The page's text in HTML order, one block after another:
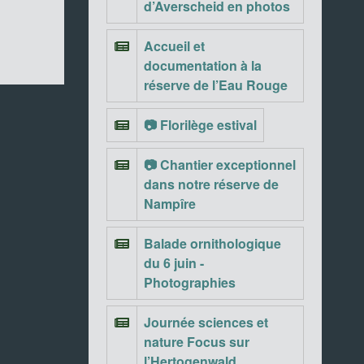
d’Averscheid en photos
Accueil et
documentation à la
réserve de l’Eau Rouge
📷 Florilège estival
📷 Chantier exceptionnel
dans notre réserve de
Nampîre
Balade ornithologique
du 6 juin -
Photographies
Journée sciences et
nature Focus sur